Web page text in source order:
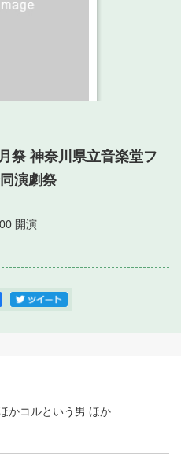
祭 神奈川県立音楽堂フ
演劇祭
開演
かコルという男 ほか